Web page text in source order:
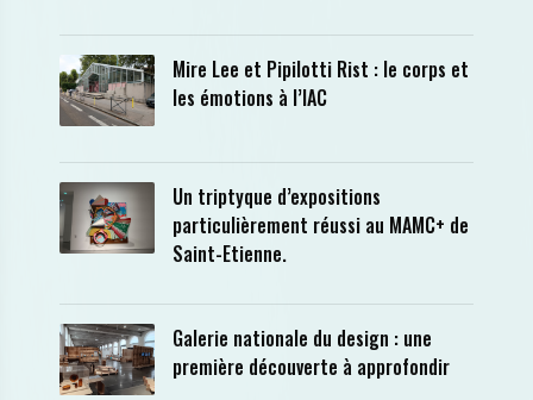
Mire Lee et Pipilotti Rist : le corps et
les émotions à l’IAC
Un triptyque d’expositions
particulièrement réussi au MAMC+ de
Saint-Etienne.
Galerie nationale du design : une
première découverte à approfondir